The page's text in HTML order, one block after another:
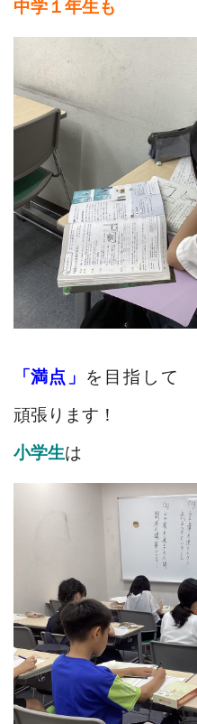
中学１年生も
「 満点 」 を目指して
頑張ります！
小学生は